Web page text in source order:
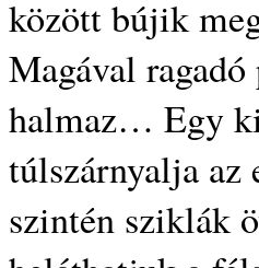
között bújik
Magával
halmaz… Egy
túlszárnyalja az
szintén sziklák